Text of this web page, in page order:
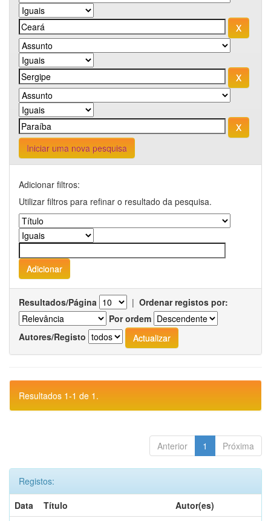
Iniciar uma nova pesquisa
Adicionar filtros:
Utilizar filtros para refinar o resultado da pesquisa.
Resultados/Página | Ordenar registos por:
Por ordem
Autores/Registo
Resultados 1-1 de 1.
Anterior 1 Próxima
Registos:
Data
Título
Autor(es)